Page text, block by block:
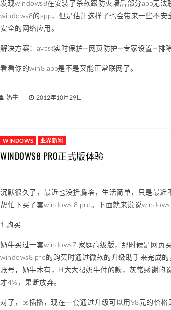
发现windows8在安装了杀软跟防火墙后部分app无
windows8的app，但是估计这样子也会带来一些不
安全的网络应用。
解决方案：avast实时保护—网页防护—专家设置—排
看看你的win8 app是不是又能正常联网了。
奶牛 2012年10月29日
WINDOWS 业界新闻
WINDOWS8 PRO正式版体验
沉默很久了，最近也没折腾啥，生活简单，只是最
帮忙下买了套windows 8 pro。下面就来说说
1.购买
奶牛买过一套windows7 家庭高级版，那时候是网页
windows8 pro的购买时通过微软的升级助手来完成
账号，奶牛木有，H大大帮奶牛付的款，灰常感谢的
才4%，果断放弃。
对了，ps插播，现在一套通过升级可以用98元的价